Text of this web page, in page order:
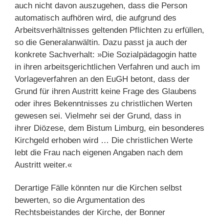
auch nicht davon auszugehen, dass die Person
automatisch aufhören wird, die aufgrund des
Arbeitsverhältnisses geltenden Pflichten zu erfüllen,
so die Generalanwältin. Dazu passt ja auch der
konkrete Sachverhalt: »Die Sozialpädagogin hatte
in ihren arbeitsgerichtlichen Verfahren und auch im
Vorlageverfahren an den EuGH betont, dass der
Grund für ihren Austritt keine Frage des Glaubens
oder ihres Bekenntnisses zu christlichen Werten
gewesen sei. Vielmehr sei der Grund, dass in
ihrer Diözese, dem Bistum Limburg, ein besonderes
Kirchgeld erhoben wird … Die christlichen Werte
lebt die Frau nach eigenen Angaben nach dem
Austritt weiter.«
Derartige Fälle könnten nur die Kirchen selbst
bewerten, so die Argumentation des
Rechtsbeistandes der Kirche, der Bonner